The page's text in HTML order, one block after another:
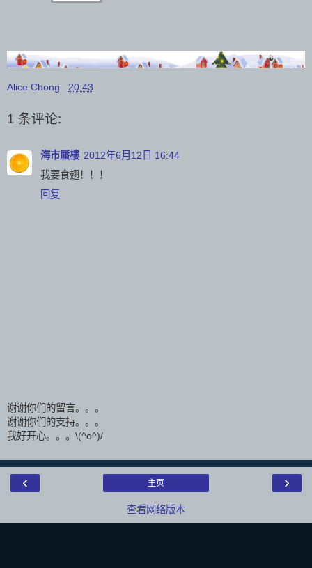
Alice Chong 20:43
1 条评论:
海市蜃樓 2012年6月12日 16:44
我要食翅！！！
回复
谢谢你们的留言。。。
谢谢你们的支持。。。
我好开心。。。\(^o^)/
‹ ›
主页
查看网络版本